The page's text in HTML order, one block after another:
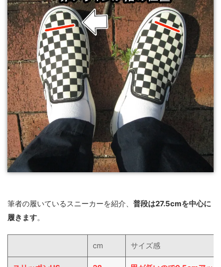
筆者の履いているスニーカーを紹介、 普段は27.5cmを中心に
履きます。
cm サイズ感